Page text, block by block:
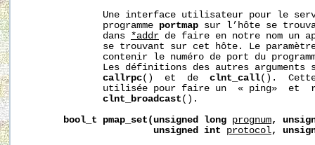
Une interface utilisateur pour le
              programme
portmap sur l’hôte se
              dans
*addr de faire en notre nom un
se trouvant sur cet hôte. Le
contenir le numéro de port du
Les définitions des autres arguments
callrpc()  et  de clnt_call().
utilisée pour faire un  « ping»  et
clnt_broadcast ().
bool_t
pmap_set(unsigned long prognum,
unsigned
int protocol,